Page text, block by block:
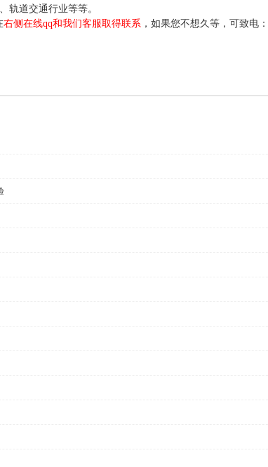
轨道交通行业等等。
右侧在线qq和我们客服取得联系 ，如果您不想久等，可致电：